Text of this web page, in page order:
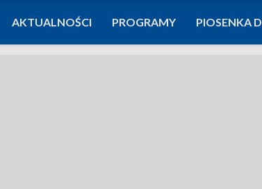
AKTUALNOŚCI PROGRAMY PIOSENKA